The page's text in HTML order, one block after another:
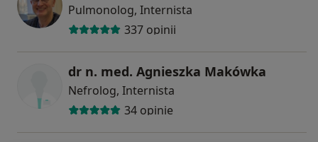
Pulmonolog, Internista
337 opinii
dr n. med. Agnieszka Makówka
Nefrolog, Internista
34 opinie